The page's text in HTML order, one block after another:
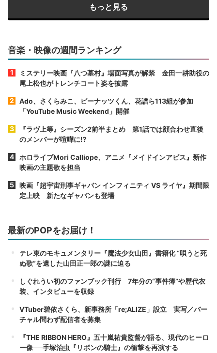
もっと見る
音楽・映像の週間ランキング
ミステリー映画『八つ墓村』場面写真が解禁 金田一耕助役の
尾上松也がトレンチコート姿を披露
Ado、さくらみこ、ピーナッツくん、花譜ら113組が参加
「YouTube Music Weekend」開催
『ラヴ上等』シーズン2前半まとめ 第1話では顔合わせ直後
のメンバーが喧嘩に⁉︎
ホロライブMori Calliope、アニメ『メイドインアビス』新作
映画の主題歌を担当
映画『超宇宙刑事ギャバン インフィニティ VS ライヤ』期間限
定上映 新たなギャバンも登場
最新のPOPをお届け！
テレ東のモキュメンタリー『魔法少女山田』書籍化 “唄うと死
ぬ歌”を遺した山田正一郎の謎に迫る
しぐれうい初のファンブック刊行 7年分の“事件簿”や歴代衣
装、インタビューを収録
VTuber碧依さくら、新事務所「re;ALIZE」設立 実写／バー
チャル問わず配信者を募集
『THE RIBBON HERO』五十嵐祐貴監督が語る、現代のヒーロ
ー像──手塚治虫『リボンの騎士』の衝撃を再演する